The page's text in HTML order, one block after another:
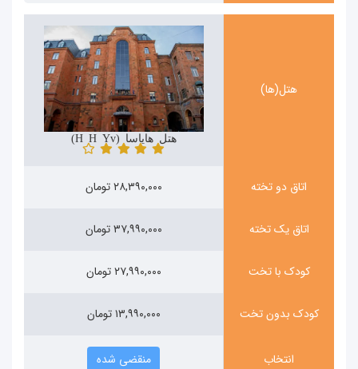
هتل(ها)
هتل هایاسا (Hayasa Hotel Yerevan)
اتاق دو تخته ۲۸,۳۹۰,۰۰۰ تومان
اتاق یک تخته ۳۷,۹۹۰,۰۰۰ تومان
کودک با تخت ۲۷,۹۹۰,۰۰۰ تومان
کودک بدون تخت ۱۳,۹۹۰,۰۰۰ تومان
انتخاب منقضی شده